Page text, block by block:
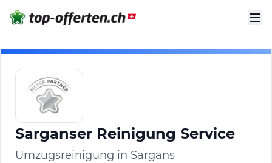
Sarganser Reinigung Service
Umzugsreinigung in Sargans